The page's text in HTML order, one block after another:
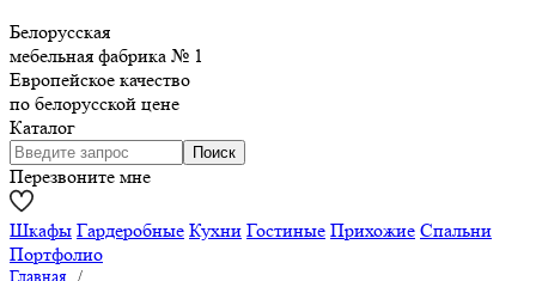
Белорусская
мебельная фабрика № 1
Европейское качество
по белорусской цене
Каталог
Перезвоните мне
Шкафы Гардеробные Кухни Гостиные Прихожие Спальни
Портфолио
Главная /